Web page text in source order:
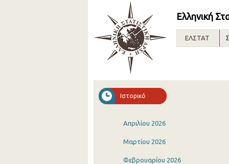
Ελληνική
ΕΛΣΤΑΤ
Ιστορικό
Απριλίου 2026
Μαρτίου 2026
Φεβρουαρίου 2026